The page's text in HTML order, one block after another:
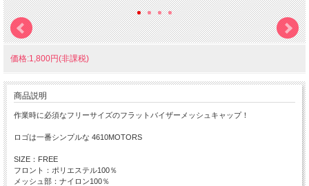
価格:1,800円(非課税)
商品説明
作業時に必須なフリーサイズのフラットバイザーメッシュキャップ！
ロゴは一番シンプルな 4610MOTORS
SIZE：FREE
フロント：ポリエステル100％
メッシュ部：ナイロン100％